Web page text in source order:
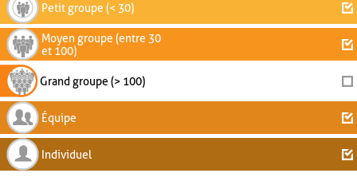
Petit groupe (< 30)
Moyen groupe (entre 30
et 100)
Grand groupe (> 100)
Équipe
Individuel